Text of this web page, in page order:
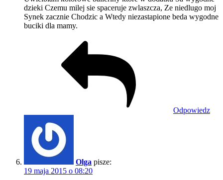
dzieki Czemu milej sie spaceruje zwlaszcza, Ze niedlugo moj
Synek zacznie Chodzic a Wtedy niezastapione beda wygodne
buciki dla mamy.
Odpowiedz
Olga pisze:
19 maja 2015 o 08:20